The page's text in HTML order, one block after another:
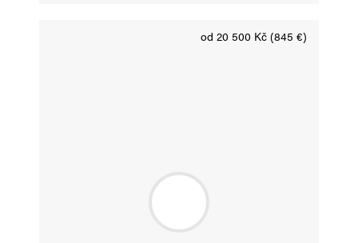
od 20 500 Kč (845 €)